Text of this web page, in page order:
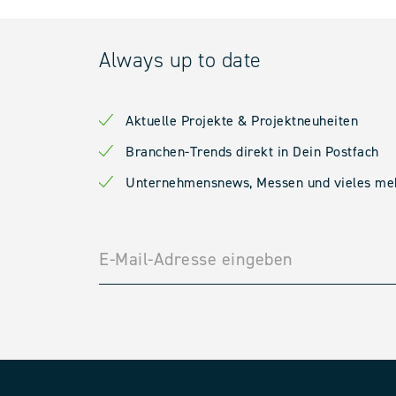
Always up to date
Aktuelle Projekte & Projektneuheiten
Branchen-Trends direkt in Dein Postfach
Unternehmensnews, Messen und vieles